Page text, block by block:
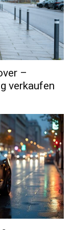
–
verkaufen